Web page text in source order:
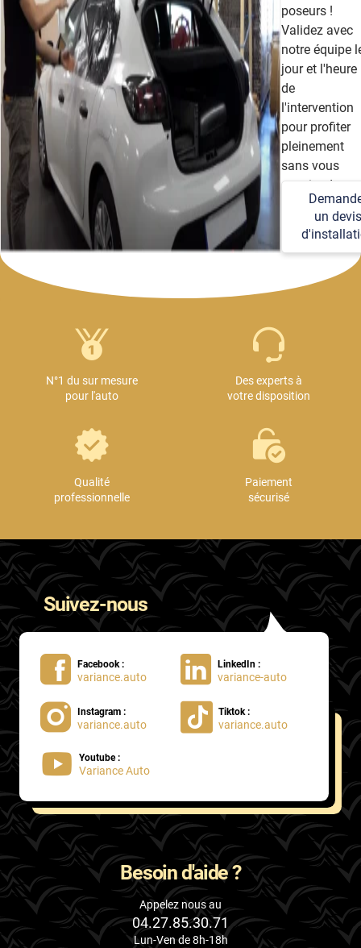
poseurs !
Validez avec
notre équipe
jour et l'heure
de
l'intervention
pour profiter
pleinement
sans vous
soucier des
détails
techniques et
logistiques.
un devis
N°1 du sur mesure
pour l'auto
Des experts à
votre disposition
Qualité
professionnelle
Paiement
sécurisé
Suivez-nous
Facebook :
variance.auto
LinkedIn :
variance-auto
Instagram :
variance.auto
Tiktok :
variance.auto
Youtube :
Variance Auto
Besoin d'aide ?
Appelez nous au
04.27.85.30.71
Lun-Ven de 8h-18h